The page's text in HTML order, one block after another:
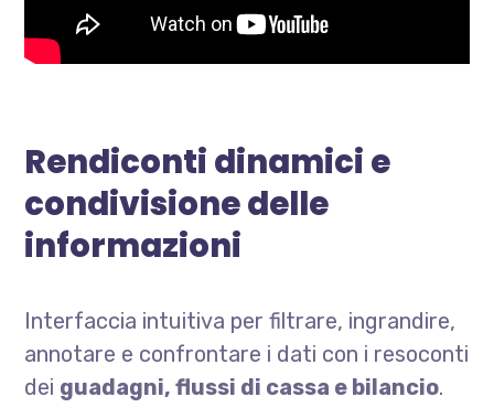
Rendiconti dinamici e
condivisione delle
informazioni
Interfaccia intuitiva per filtrare, ingrandire,
annotare e confrontare i dati con i resoconti
dei guadagni, flussi di cassa e bilancio.